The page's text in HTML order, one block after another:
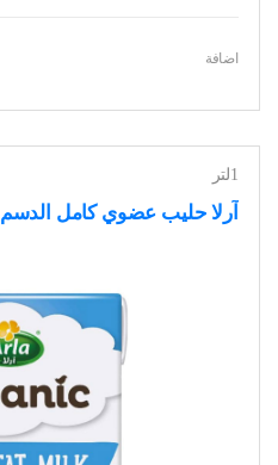
اضافة
1لتر
آرلا حليب عضوي كامل الدسم 1لتر